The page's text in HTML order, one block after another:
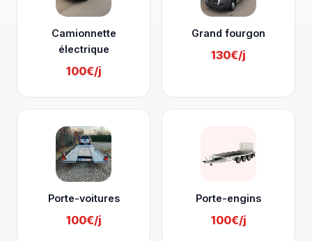
Camionnette
électrique
100€/j
Grand fourgon
130€/j
Porte-voitures
100€/j
Porte-engins
100€/j